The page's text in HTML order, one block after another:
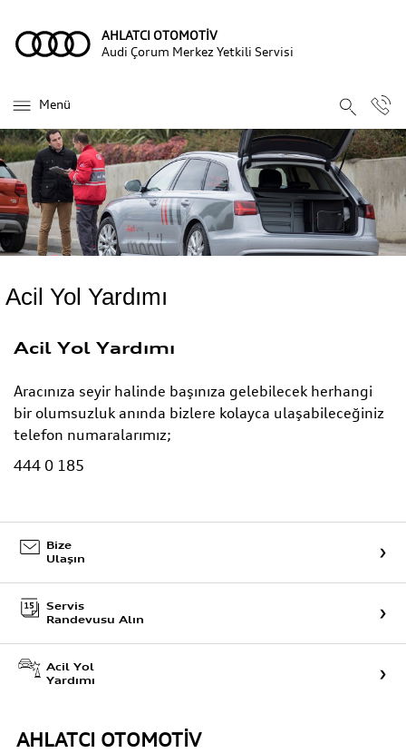
AHLATCI OTOMOTİV
Audi Çorum Merkez Yetkili Servisi
Menü
Acil Yol Yardımı
Acil Yol Yardımı
Aracınıza seyir halinde başınıza gelebilecek herhangi
bir olumsuzluk anında bizlere kolayca ulaşabileceğiniz
telefon numaralarımız;
444 0 185
Bize
Ulaşın
Servis
Randevusu Alın
Acil Yol
Yardımı
AHLATCI OTOMOTİV